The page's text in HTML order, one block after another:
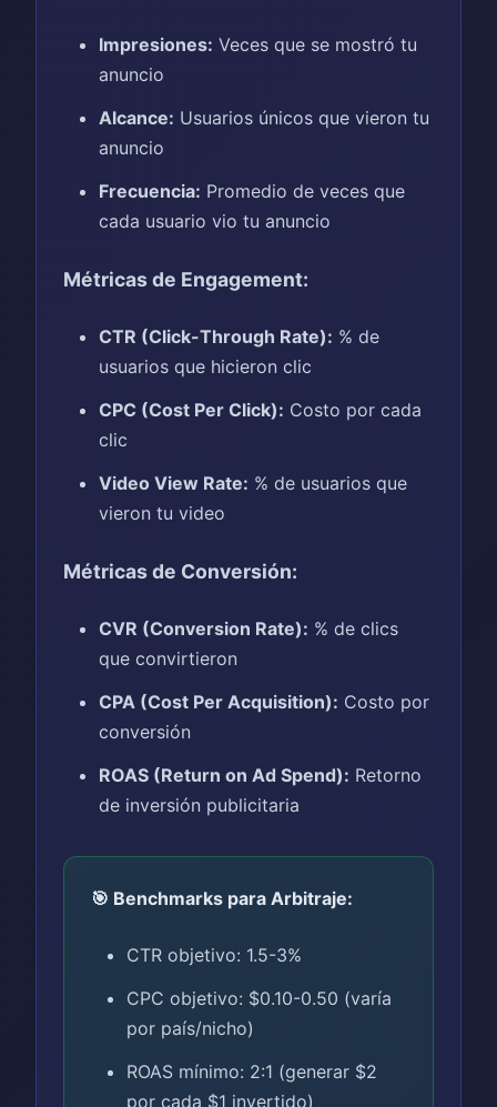
Impresiones: Veces que se mostró tu
anuncio
Alcance: Usuarios únicos que vieron tu
anuncio
Frecuencia: Promedio de veces que
cada usuario vio tu anuncio
Métricas de Engagement:
CTR (Click-Through Rate): % de
usuarios que hicieron clic
CPC (Cost Per Click): Costo por cada
clic
Video View Rate: % de usuarios que
vieron tu video
Métricas de Conversión:
CVR (Conversion Rate): % de clics
que convirtieron
CPA (Cost Per Acquisition): Costo por
conversión
ROAS (Return on Ad Spend): Retorno
de inversión publicitaria
🎯 Benchmarks para Arbitraje:
CTR objetivo: 1.5-3%
CPC objetivo: $0.10-0.50 (varía
por país/nicho)
ROAS mínimo: 2:1 (generar $2
por cada $1 invertido)